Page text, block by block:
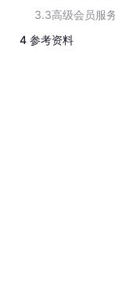
3.3高级会员服
4 参考资料